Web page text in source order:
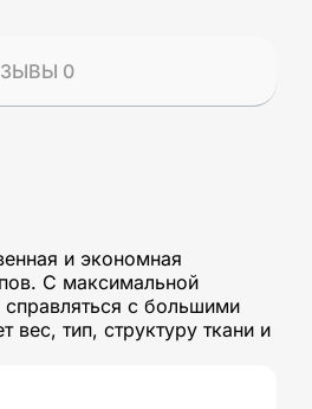
0
и экономная
С максимальной
справляться с большими
вес, тип, структуру ткани и